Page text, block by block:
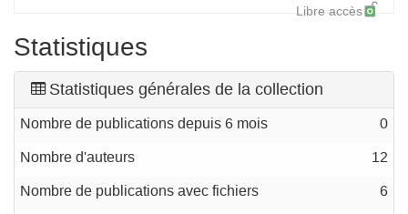
Libre accès
Statistiques
Statistiques générales de la collection
Nombre de publications depuis 6 mois 0
Nombre d'auteurs 12
Nombre de publications avec fichiers 6